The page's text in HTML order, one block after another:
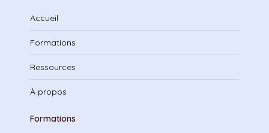
Accueil
Formations
Ressources
À propos
Formations